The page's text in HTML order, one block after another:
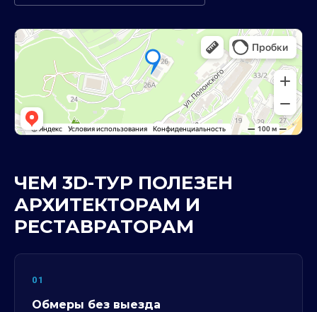
ЧЕМ 3D-ТУР ПОЛЕЗЕН
АРХИТЕКТОРАМ И
РЕСТАВРАТОРАМ
01
Обмеры без выезда